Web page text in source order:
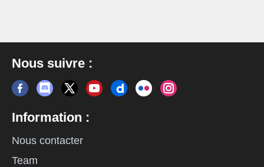
Nous suivre :
Information :
Nous contacter
Team